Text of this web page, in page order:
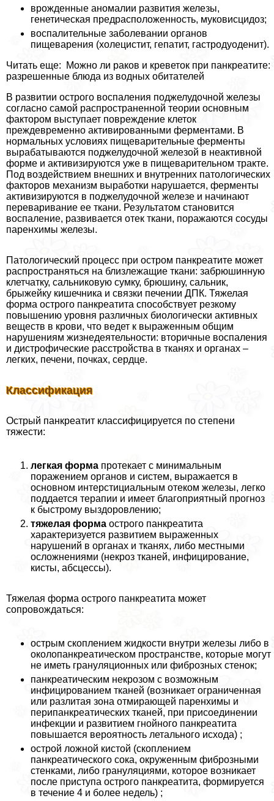
врожденные аномалии развития железы,
генетическая предрасположенность, муковисцидоз;
воспалительные заболевании органов
пищеварения (холецистит, гепатит, гастродуоденит).
Читать еще: Можно ли раков и креветок при панкреатите:
разрешенные блюда из водных обитателей
В развитии острого воспаления поджелудочной железы
согласно самой распространенной теории основным
фактором выступает повреждение клеток
преждевременно активированными ферментами. В
нормальных условиях пищеварительные ферменты
вырабатываются поджелудочной железой в неактивной
форме и активизируются уже в пищеварительном тракте.
Под воздействием внешних и внутренних патологических
факторов механизм выработки нарушается, ферменты
активизируются в поджелудочной железе и начинают
переваривание ее ткани. Результатом становится
воспаление, развивается отек ткани, поражаются сосуды
паренхимы железы.
Патологический процесс при остром панкреатите может
распространяться на близлежащие ткани: забрюшинную
клетчатку, сальниковую сумку, брюшину, сальник,
брыжейку кишечника и связки печении ДПК. Тяжелая
форма острого панкреатита способствует резкому
повышению уровня различных биологически активных
веществ в крови, что ведет к выраженным общим
нарушениям жизнедеятельности: вторичные воспаления
и дистрофические расстройства в тканях и органах –
легких, печени, почках, сердце.
Классификация
Острый панкреатит классифицируется по степени
тяжести:
легкая форма протекает с минимальным
поражением органов и систем, выражается в
основном интерстициальным отеком железы, легко
поддается терапии и имеет благоприятный прогноз
к быстрому выздоровлению;
тяжелая форма острого панкреатита
характеризуется развитием выраженных
нарушений в органах и тканях, либо местными
осложнениями (некроз тканей, инфицирование,
кисты, абсцессы).
Тяжелая форма острого панкреатита может
сопровождаться:
острым скоплением жидкости внутри железы либо в
околопанкреатическом пространстве, которые могут
не иметь грануляционных или фиброзных стенок;
панкреатическим некрозом с возможным
инфицированием тканей (возникает ограниченная
или разлитая зона отмирающей паренхимы и
перипанкреатических тканей, при присоединении
инфекции и развитием гнойного панкреатита
повышается вероятность летального исхода) ;
острой ложной кистой (скоплением
панкреатического сока, окруженным фиброзными
стенками, либо грануляциями, которое возникает
после приступа острого панкреатита, формируется
в течение 4 и более недель) ;